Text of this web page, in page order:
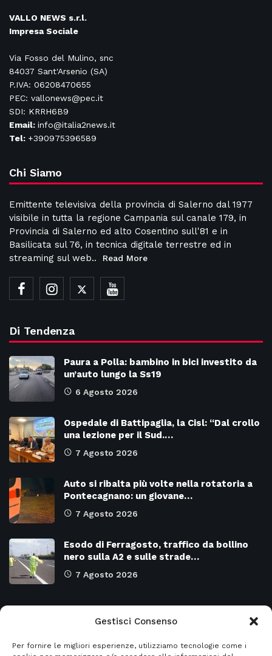
Gestisci Consenso
Per fornire le migliori esperienze, utilizziamo tecnologie come i
VALLO NEWS s.r.l.
Impresa Sociale
Via Fosso del Mulino, snc
84037 Sant'Arsenio (SA)
P.IVA: 06208470655
PEC: vallonews@pec.it
SDI: KRRH6B9
Email: info@italia2news.it
Tel: +390975396589
Chi Siamo
Emittente televisiva della provincia di Salerno dal 1977
visibile in tutta la regione Campania sul canale 179, in
Provincia di Salerno ed alto Cosentino sull'81 e in
Basilicata sul 76, in tecnica digitale terrestre ed in
streaming sul web..
Read More
Di Tendenza
Paura a Polla: bambino in bici investito da
un’auto lungo la Ss19
6 Agosto 2026
Ospedale di Battipaglia, la Cisl: “Dal crollo
una lezione per il Sud.…
7 Agosto 2026
Auto si ribalta più volte nella rotatoria a
Pontecagnano: un giovane…
7 Agosto 2026
Esodo di Ferragosto, traffico da bollino
nero sulla A2 e sulle strade…
7 Agosto 2026
Attualità 8973 SALERNO e Provincia 4129